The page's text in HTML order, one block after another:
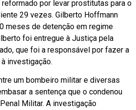
por levar prostitutas para o
29 vezes. Gilberto Hoffmann
meses de detenção em regime
foi entregue à Justiça pela
que foi a responsável por fazer a
investigação.
um bombeiro militar e diversas
a sentença que o condenou
Militar. A investigação